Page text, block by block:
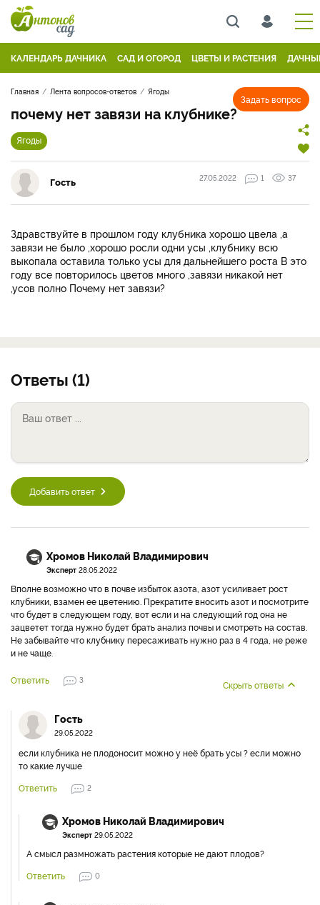
КАЛЕНДАРЬ ДАЧНИКА САД И ОГОРОД ЦВЕТЫ И РАСТЕНИЯ
Задать вопрос
Главная Лента вопросов-ответов Ягоды
почему нет завязи на клубнике?
Ягоды
Гость 27.05.2022 1 37
Здравствуйте в прошлом году клубника хорошо цвела ,а
завязи не было ,хорошо росли одни усы ,клубнику всю
выкопала оставила только усы для дальнейшего роста В это
году все повторилось цветов много ,завязи никакой нет
,усов полно Почему нет завязи?
Ответы (1)
Добавить ответ
Хромов Николай Владимирович
Эксперт 28.05.2022
Вполне возможно что в почве избыток азота, азот усиливает рост
клубники, взамен ее цветению. Прекратите вносить азот и посмотрите
что будет в следующем году, вот если и на следующий год она не
зацветет тогда нужно будет брать анализ почвы и смотреть на состав.
Не забывайте что клубнику пересаживать нужно раз в 4 года, не реже
и не чаще.
Ответить 3 Скрыть ответы
Гость
29.05.2022
если клубника не плодоносит можно у неё брать усы ? если можно
то какие лучше
Ответить
2
Хромов Николай Владимирович
Эксперт 29.05.2022
А смысл размножать растения которые не дают плодов?
Ответить
0